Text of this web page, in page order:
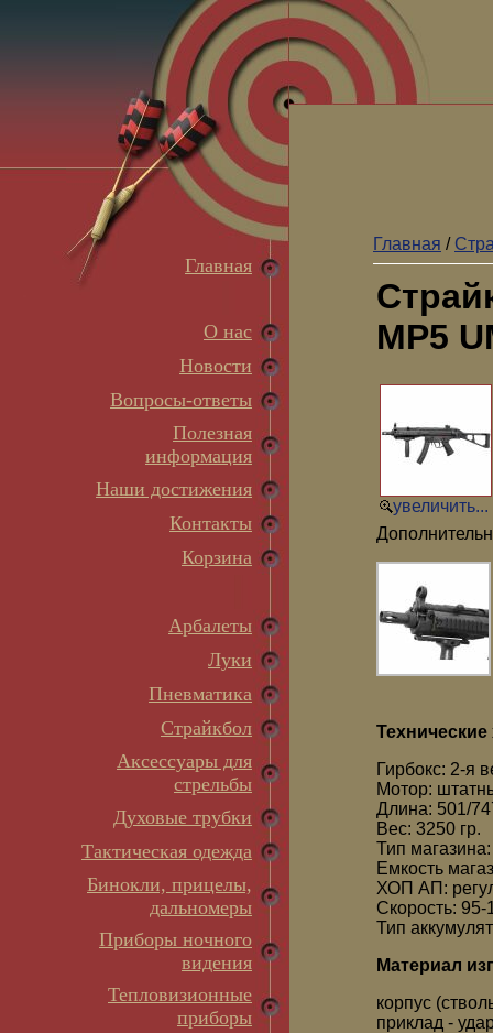
Главная
О нас
Новости
Вопросы-ответы
Полезная
информация
Наши достижения
Контакты
Корзина
Арбалеты
Луки
Пневматика
Страйкбол
Аксессуары для
стрельбы
Духовые трубки
Тактическая одежда
Бинокли, прицелы,
дальномеры
Приборы ночного
видения
Тепловизионные
приборы
Главная /
MP5
увеличить...
Технические
Гирбокс: 2-я
Мотор:
Длина: 501/
Вес: 3250 гр.
Тип
Емкость
ХОП АП:
Скорость: 95-
Тип
Материал
корпус
приклад -